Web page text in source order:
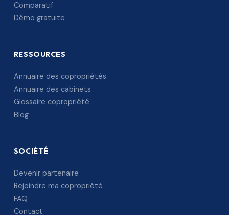
Comparatif
Démo gratuite
RESSOURCES
Annuaire des copropriétés
Annuaire des cabinets
Glossaire copropriété
Blog
SOCIÉTÉ
Devenir partenaire
Rejoindre ma copropriété
FAQ
Contact